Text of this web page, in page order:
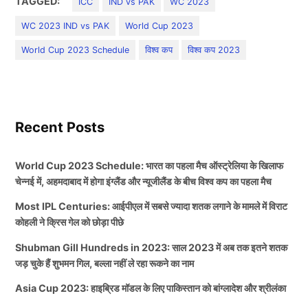
WC 2023 IND vs PAK World Cup 2023
World Cup 2023 Schedule विश्व कप विश्व कप 2023
Recent Posts
World Cup 2023 Schedule: भारत का पहला मैच ऑस्ट्रेलिया के खिलाफ
चेन्नई में, अहमदाबाद में होगा इंग्लैंड और न्यूजीलैंड के बीच विश्व कप का पहला मैच
Most IPL Centuries: आईपीएल में सबसे ज्यादा शतक लगाने के मामले में विराट
कोहली ने क्रिस गेल को छोड़ा पीछे
Shubman Gill Hundreds in 2023: साल 2023 में अब तक इतने शतक
जड़ चुके हैं शुभमन गिल, बल्ला नहीं ले रहा रूकने का नाम
Asia Cup 2023: हाइब्रिड मॉडल के लिए पाकिस्तान को बांग्लादेश और श्रीलंका